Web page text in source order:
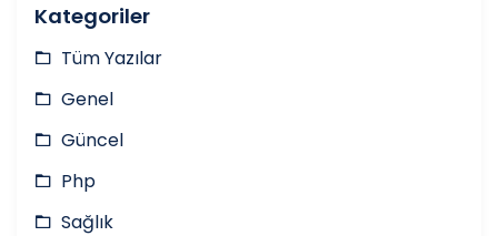
Kategoriler
Tüm Yazılar
Genel
Güncel
Php
Sağlık